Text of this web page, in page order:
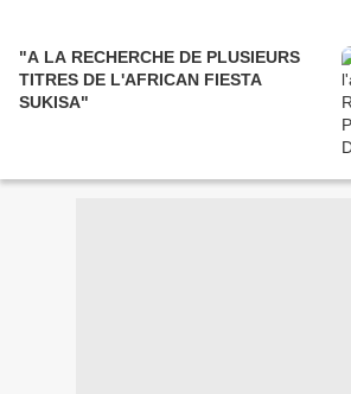
"A LA RECHERCHE DE PLUSIEURS
TITRES DE L'AFRICAN FIESTA
SUKISA"